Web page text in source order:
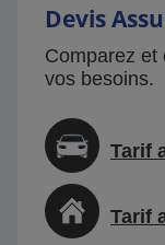
Devis
Comparez et
vos besoins.
Tarif
Tarif